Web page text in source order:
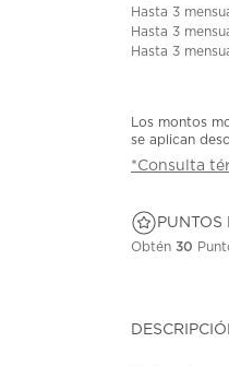
Hasta 3
Hasta 3
Hasta 3
Los montos
se aplican
*Consulta
PUNTOS
Obtén30